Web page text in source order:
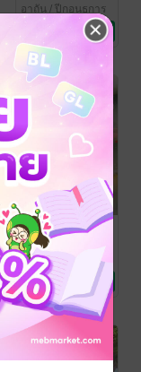
เล่ม 1
อาถัน / ปีกอนธการ
นิยายรักจีนโบราณ
14 Rating
คู่ชะตายวนยาง
ฉินเหนี่ยว
อนธการ
นิยายรักจีนโบราณ
8 Rating